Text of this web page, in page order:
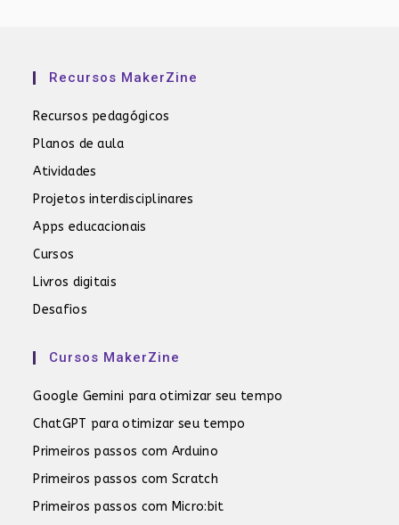
Recursos MakerZine
Recursos pedagógicos
Planos de aula
Atividades
Projetos interdisciplinares
Apps educacionais
Cursos
Livros digitais
Desafios
Cursos MakerZine
Google Gemini para otimizar seu tempo
ChatGPT para otimizar seu tempo
Primeiros passos com Arduino
Primeiros passos com Scratch
Primeiros passos com Micro:bit